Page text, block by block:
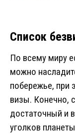
Список
По всему миру
можно
побережье, при
визы. Конечно,
достаточный и
уголков